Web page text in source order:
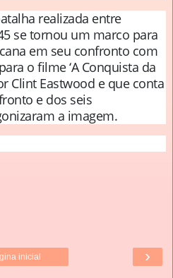
realizada entre
se tornou um marco para
em seu confronto com
o filme ‘A Conquista da
Clint Eastwood e que conta
e dos seis
a imagem.
›
inicial